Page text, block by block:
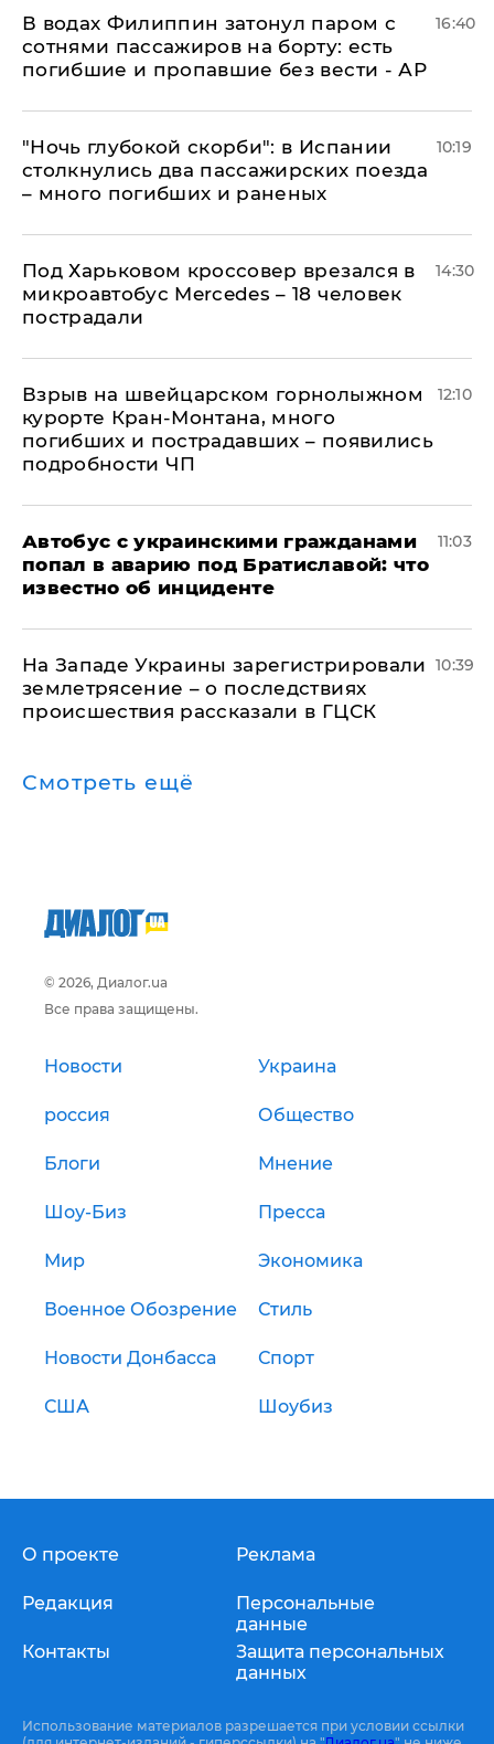
В водах Филиппин затонул паром с
сотнями пассажиров на борту: есть
погибшие и пропавшие без вести - АР
16:40
"Ночь глубокой скорби": в Испании
столкнулись два пассажирских поезда
– много погибших и раненых
10:19
Под Харьковом кроссовер врезался в
микроавтобус Mercedes – 18 человек
пострадали
14:30
Взрыв на швейцарском горнолыжном
курорте Кран-Монтана, много
погибших и пострадавших – появились
подробности ЧП
12:10
Автобус с украинскими гражданами
попал в аварию под Братиславой: что
известно об инциденте
11:03
На Западе Украины зарегистрировали
землетрясение – о последствиях
происшествия рассказали в ГЦСК
10:39
Смотреть ещё
© 2026, Диалог.ua
Все права защищены.
Новости Украина
россия Общество
Блоги Мнение
Шоу-Биз Пресса
Мир Экономика
Военное Обозрение Стиль
Новости Донбасса Спорт
США Шоубиз
О проекте
Редакция
Контакты
Реклама
Персональные
данные
Защита персональных
данных
Использование материалов разрешается при условии ссылки